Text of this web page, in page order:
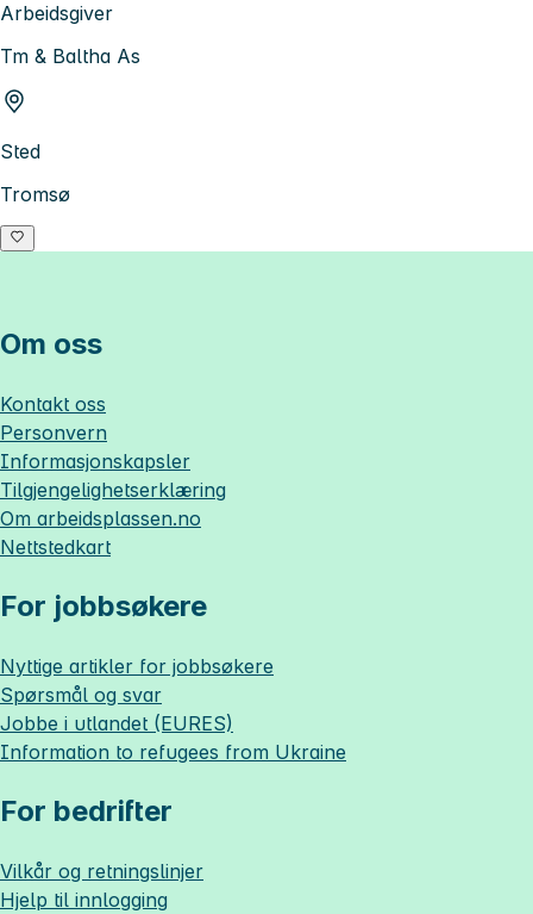
Arbeidsgiver
Tm & Baltha As
Sted
Tromsø
Om oss
Kontakt oss
Personvern
Informasjonskapsler
Tilgjengelighetserklæring
Om arbeidsplassen.no
Nettstedkart
For jobbsøkere
Nyttige artikler for jobbsøkere
Spørsmål og svar
Jobbe i utlandet (EURES)
Information to refugees from Ukraine
For bedrifter
Vilkår og retningslinjer
Hjelp til innlogging